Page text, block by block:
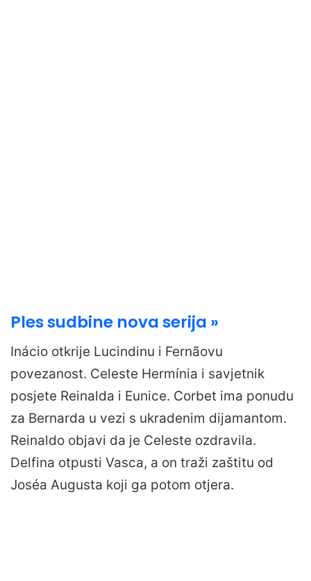
Ples sudbine nova serija »
Inácio otkrije Lucindinu i Fernãovu
povezanost. Celeste Hermínia i savjetnik
posjete Reinalda i Eunice. Corbet ima ponudu
za Bernarda u vezi s ukradenim dijamantom.
Reinaldo objavi da je Celeste ozdravila.
Delfina otpusti Vasca, a on traži zaštitu od
Joséa Augusta koji ga potom otjera.